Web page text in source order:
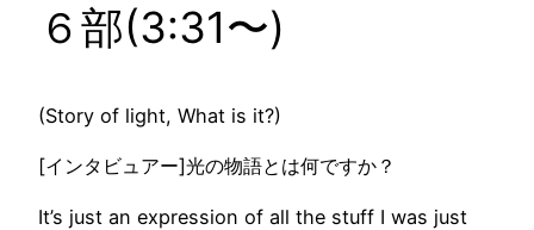
６部(3:31〜)
(Story of light, What is it?)
[インタビュアー]光の物語とは何ですか？
It’s just an expression of all the stuff I was just